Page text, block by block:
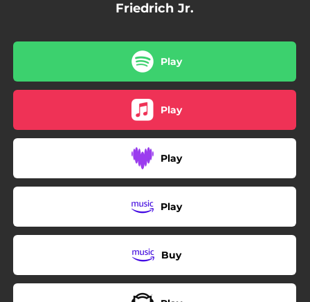
Friedrich Jr.
Play
Play
Play
Play
Buy